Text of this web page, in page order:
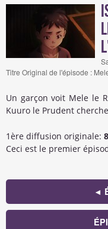
Titre Original de l'épisode :
Un garçon voit Mele le
Kuuro le Prudent
1ère diffusion originale:
Ceci est le premier
◄